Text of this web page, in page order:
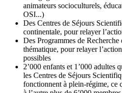
animateurs socioculturels,
OSI...)
Des Centres de Séjours
continentale, pour relayer
Des Programmes de
thématique, pour relayer
possibles
2’000 enfants et 1’000 adultes
les Centres de Séjours
fonctionnent à plein-régime, ce